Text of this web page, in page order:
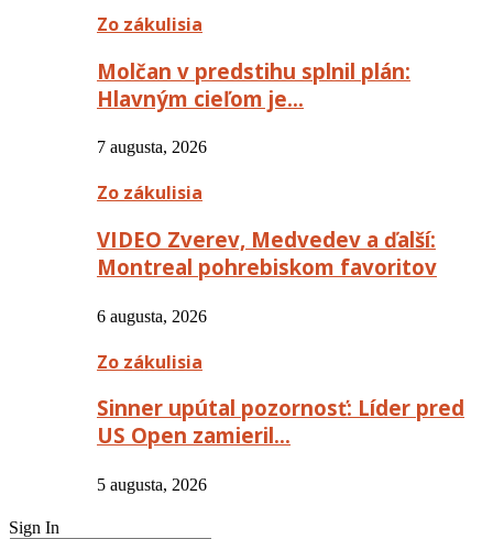
Zo zákulisia
Molčan v predstihu splnil plán:
Hlavným cieľom je…
7 augusta, 2026
Zo zákulisia
VIDEO Zverev, Medvedev a ďalší:
Montreal pohrebiskom favoritov
6 augusta, 2026
Zo zákulisia
Sinner upútal pozornosť: Líder pred
US Open zamieril…
5 augusta, 2026
Sign In